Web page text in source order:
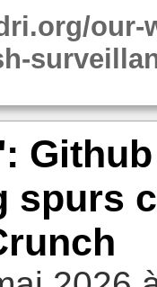
our-
spurs